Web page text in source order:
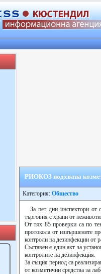
РИОКОЗ подхвана
Категория: Общество
За пет дни инспектори от
търговия с храни от
От тях 85 проверки са по
протокола от извършените
контроли на дезинфекции от
Съставен е един акт за
контролите на дезинфекция.
За същия период са
от козметични средства за